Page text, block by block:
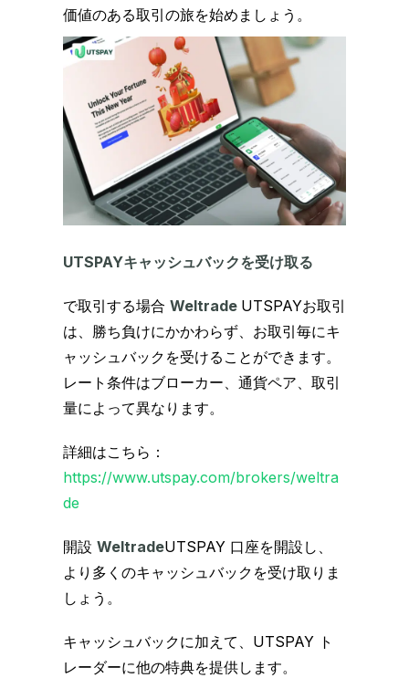
価値のある取引の旅を始めましょう。
UTSPAYキャッシュバックを受け取る
で取引する場合 Weltrade UTSPAYお取引
は、勝ち負けにかかわらず、お取引毎にキ
ャッシュバックを受けることができます。
レート条件はブローカー、通貨ペア、取引
量によって異なります。
詳細はこちら：
https://www.utspay.com/brokers/weltra
de
開設 WeltradeUTSPAY 口座を開設し、
より多くのキャッシュバックを受け取りま
しょう。
キャッシュバックに加えて、UTSPAY ト
レーダーに他の特典を提供します。